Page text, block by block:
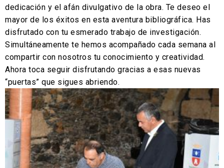
dedicación y el afán divulgativo de la obra. Te deseo el
mayor de los éxitos en esta aventura bibliográfica. Has
disfrutado con tu esmerado trabajo de investigación.
Simultáneamente te hemos acompañado cada semana al
compartir con nosotros tu conocimiento y creatividad.
Ahora toca seguir disfrutando gracias a esas nuevas
“puertas” que sigues abriendo.